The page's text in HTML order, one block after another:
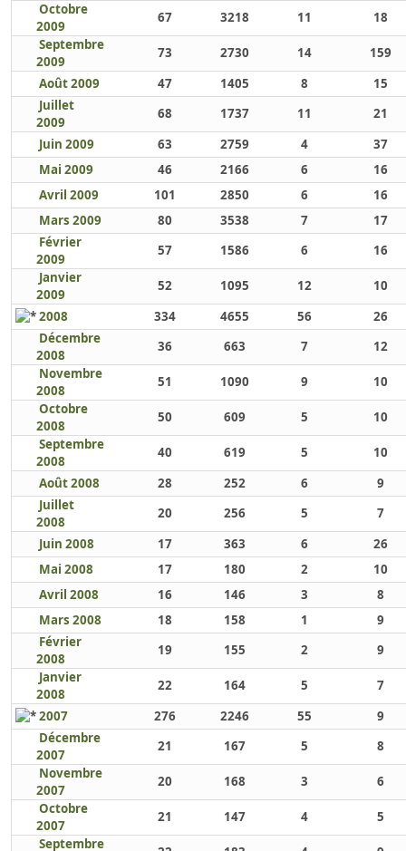
Octobre
2009
67 3218 11
18
Septembre
2009
73 2730 14
159
Août 2009
47 1405 8
15
Juillet
2009
68 1737 11
21
Juin 2009
63 2759 4
37
Mai 2009
46 2166 6
16
Avril 2009
101 2850 6
16
Mars 2009
80 3538 7
17
Février
2009
57 1586 6
16
Janvier
2009
52 1095 12
10
2008
334 4655 56
26
Décembre
2008
36 663 7
12
Novembre
2008
51 1090 9
10
Octobre
2008
50 609 5
10
Septembre
2008
40 619 5
10
Août 2008
28 252 6
9
Juillet
2008
20 256 5
7
Juin 2008
17 363 6
26
Mai 2008
17 180 2
10
Avril 2008
16 146 3
8
Mars 2008
18 158 1
9
Février
2008
19 155 2
9
Janvier
2008
22 164 5
7
2007
276 2246 55
9
Décembre
2007
21 167 5
8
Novembre
2007
20 168 3
6
Octobre
2007
21 147 4
5
Septembre